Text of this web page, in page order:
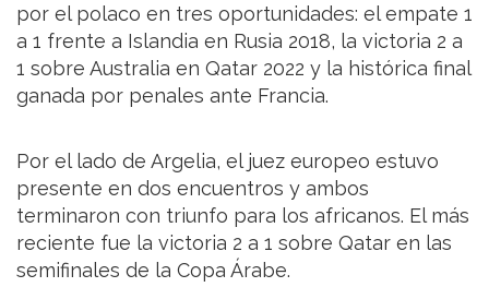
por el polaco en tres oportunidades: el empate 1
a 1 frente a Islandia en Rusia 2018, la victoria 2 a
1 sobre Australia en Qatar 2022 y la histórica final
ganada por penales ante Francia.
Por el lado de Argelia, el juez europeo estuvo
presente en dos encuentros y ambos
terminaron con triunfo para los africanos. El más
reciente fue la victoria 2 a 1 sobre Qatar en las
semifinales de la Copa Árabe.